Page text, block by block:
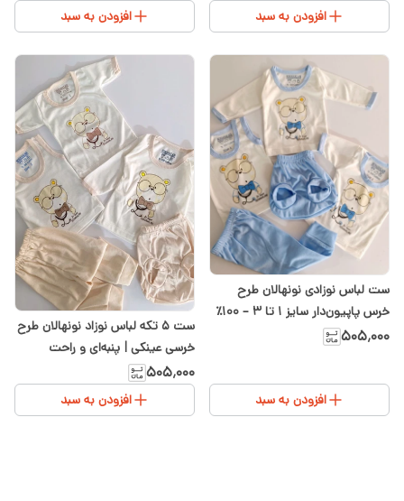
افزودن به سبد افزودن به سبد
ست لباس نوزادی نونهالان طرح
خرس پاپیون‌دار سایز ۱ تا ۳ – ۱۰۰٪
نخ پنبه
۵۰۵٬۰۰۰
افزودن به سبد
ست ۵ تکه لباس نوزاد نونهالان طرح
خرسی عینکی | پنبه‌ای و راحت
۵۰۵٬۰۰۰
افزودن به سبد